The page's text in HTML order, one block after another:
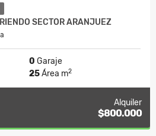
SECTOR ARANJUEZ
0 Garaje
25Área m2
Alquiler
$800.000